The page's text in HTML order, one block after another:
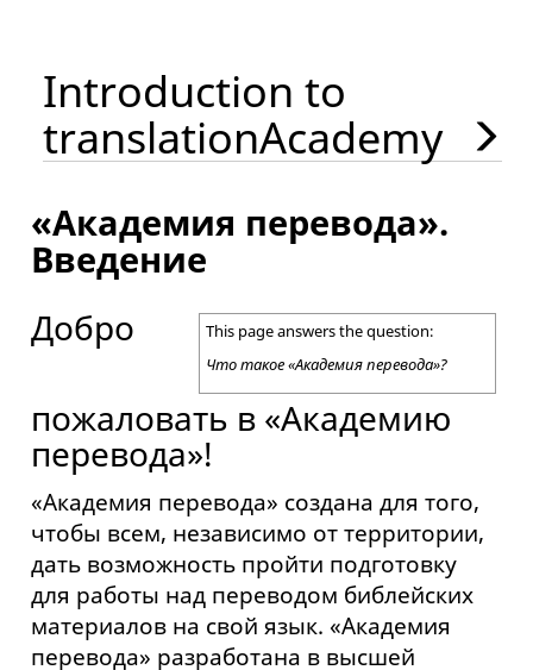
Introduction to
translationAcademy
«Академия перевода».
Введение
This page answers the question:
Что такое «Академия перевода»?
Добро
пожаловать в «Академию
перевода»!
«Академия перевода» создана для того,
чтобы всем, независимо от территории,
дать возможность пройти подготовку
для работы над переводом библейских
материалов на свой язык. «Академия
перевода» разработана в высшей